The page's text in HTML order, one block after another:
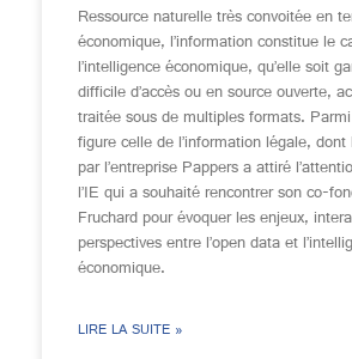
Ressource naturelle très convoitée en
économique, l’information constitue le
l’intelligence économique, qu’elle soit
difficile d’accès ou en source ouverte,
traitée sous de multiples formats.
figure celle de l’information légale, dont
par l’entreprise Pappers a attiré
l’IE qui a souhaité rencontrer son co-
Fruchard pour évoquer les enjeux,
perspectives entre l’open data et
économique.
LIRE LA SUITE »